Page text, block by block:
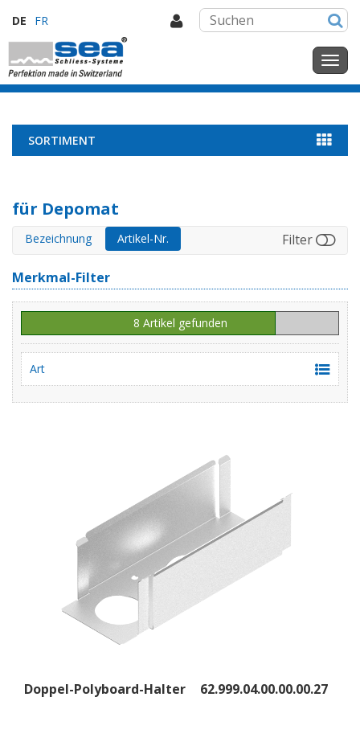
DE FR
SORTIMENT
für Depomat
Bezeichnung Artikel-Nr. Filter
Merkmal-Filter
8 Artikel gefunden
Art
Doppel-Polyboard-Halter 62.999.04.00.00.00.27